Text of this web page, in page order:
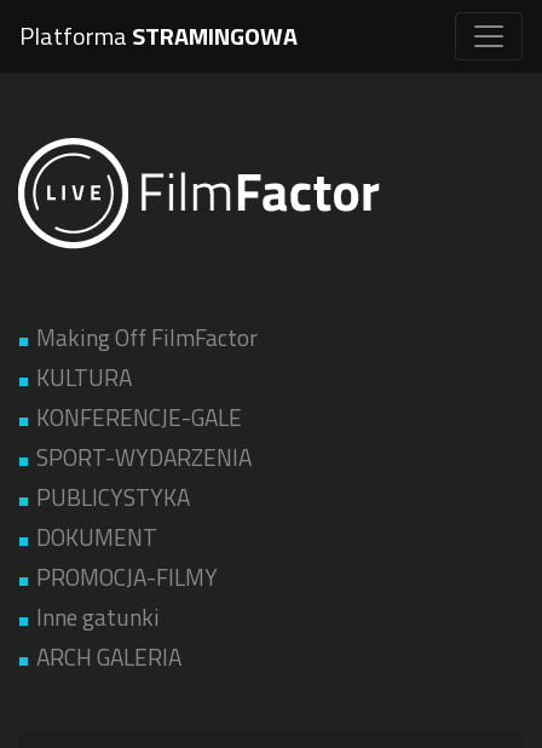
PlatformaSTRAMINGOWA
Making Off FilmFactor
KULTURA
KONFERENCJE-GALE
SPORT-WYDARZENIA
PUBLICYSTYKA
DOKUMENT
PROMOCJA-FILMY
Inne gatunki
ARCH GALERIA